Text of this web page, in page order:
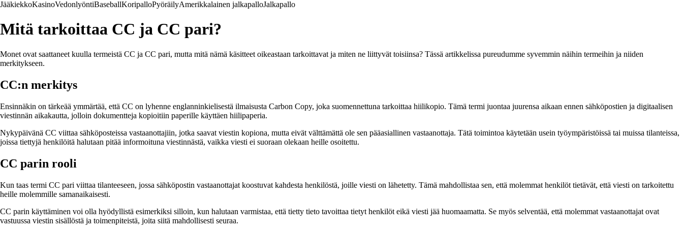
JääkiekkoKasinoVedonlyöntiBaseballKoripalloPyöräilyAmerikkalainen jalkapalloJalkapallo
Mitä tarkoittaa CC ja CC pari?
Monet ovat saattaneet kuulla termeistä CC ja CC pari, mutta mitä nämä käsitteet oikeastaan tarkoittavat ja miten ne liittyvät toisiinsa? Tässä artikkelissa pureudumme syvemmin näihin termeihin ja niiden
merkitykseen.
CC:n merkitys
Ensinnäkin on tärkeää ymmärtää, että CC on lyhenne englanninkielisestä ilmaisusta Carbon Copy, joka suomennettuna tarkoittaa hiilikopio. Tämä termi juontaa juurensa aikaan ennen sähköpostien ja digitaalisen
viestinnän aikakautta, jolloin dokumentteja kopioitiin paperille käyttäen hiilipaperia.
Nykypäivänä CC viittaa sähköposteissa vastaanottajiin, jotka saavat viestin kopiona, mutta eivät välttämättä ole sen pääasiallinen vastaanottaja. Tätä toimintoa käytetään usein työympäristöissä tai muissa tilanteissa,
joissa tiettyjä henkilöitä halutaan pitää informoituna viestinnästä, vaikka viesti ei suoraan olekaan heille osoitettu.
CC parin rooli
Kun taas termi CC pari viittaa tilanteeseen, jossa sähköpostin vastaanottajat koostuvat kahdesta henkilöstä, joille viesti on lähetetty. Tämä mahdollistaa sen, että molemmat henkilöt tietävät, että viesti on tarkoitettu
heille molemmille samanaikaisesti.
CC parin käyttäminen voi olla hyödyllistä esimerkiksi silloin, kun halutaan varmistaa, että tietty tieto tavoittaa tietyt henkilöt eikä viesti jää huomaamatta. Se myös selventää, että molemmat vastaanottajat ovat
vastuussa viestin sisällöstä ja toimenpiteistä, joita siitä mahdollisesti seuraa.